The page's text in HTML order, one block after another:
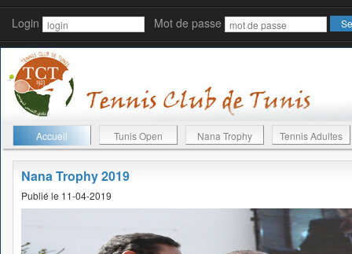
Login Mot de passe
Accueil Tunis Open Nana Trophy Tennis Adultes
Nana Trophy 2019
Publié le 11-04-2019